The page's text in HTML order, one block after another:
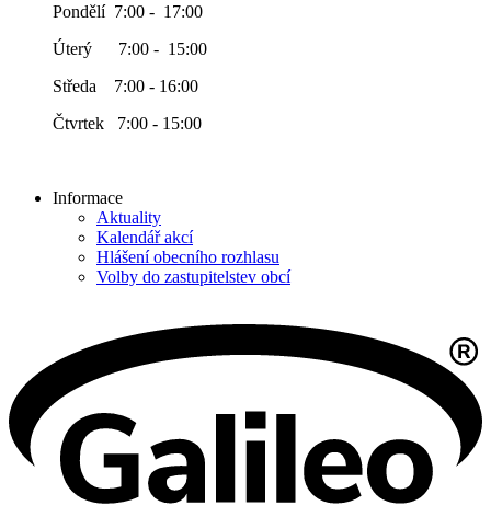
Pondělí 7:00 - 17:00
Úterý 7:00 - 15:00
Středa 7:00 - 16:00
Čtvrtek 7:00 - 15:00
Informace
Aktuality
Kalendář akcí
Hlášení obecního rozhlasu
Volby do zastupitelstev obcí